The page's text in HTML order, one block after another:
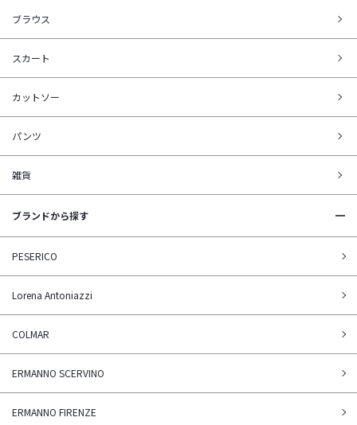
ブラウス
スカート
カットソー
パンツ
雑貨
ブランドから探す
PESERICO
Lorena Antoniazzi
COLMAR
ERMANNO SCERVINO
ERMANNO FIRENZE